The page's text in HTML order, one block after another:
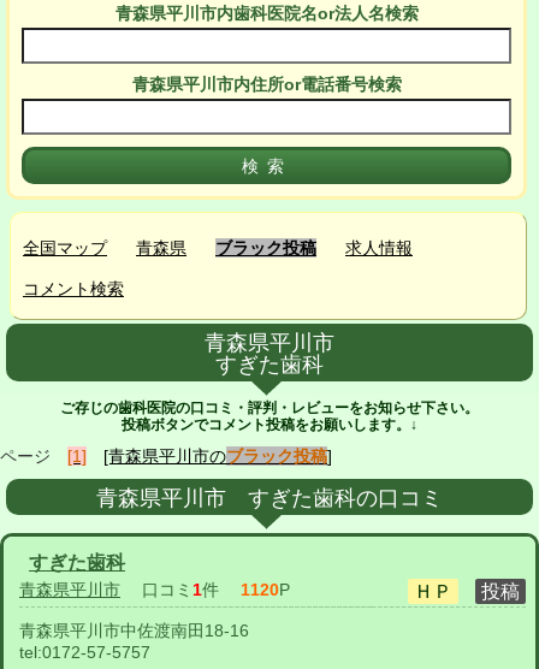
青森県平川市内歯科医院名or法人名検索
青森県平川市内住所or電話番号検索
全国マップ 青森県 ブラック投稿 求人情報
コメント検索
青森県平川市
すぎた歯科
ご存じの歯科医院の口コミ・評判・レビューをお知らせ下さい。
投稿ボタンでコメント投稿をお願いします。↓
ページ [1] [青森県平川市のブラック投稿]
青森県平川市 すぎた歯科の口コミ
すぎた歯科
青森県平川市 口コミ 1件 1120P
青森県平川市中佐渡南田18-16
tel:0172-57-5757